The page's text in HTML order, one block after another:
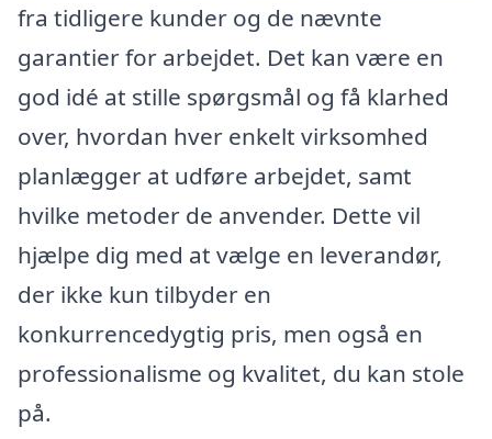
fra tidligere kunder og de nævnte
garantier for arbejdet. Det kan være en
god idé at stille spørgsmål og få klarhed
over, hvordan hver enkelt virksomhed
planlægger at udføre arbejdet, samt
hvilke metoder de anvender. Dette vil
hjælpe dig med at vælge en leverandør,
der ikke kun tilbyder en
konkurrencedygtig pris, men også en
professionalisme og kvalitet, du kan stole
på.